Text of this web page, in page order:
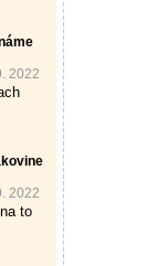
2022
2022
to